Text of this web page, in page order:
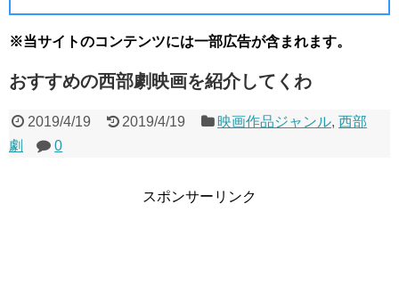
※当サイトのコンテンツには一部広告が含まれます。
おすすめの西部劇映画を紹介してくわ
2019/4/19 2019/4/19 映画作品ジャンル,西部
劇
0
スポンサーリンク